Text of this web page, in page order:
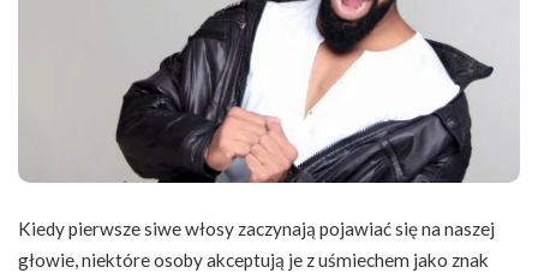
Kiedy pierwsze siwe włosy zaczynają pojawiać się na naszej
głowie, niektóre osoby akceptują je z uśmiechem jako znak